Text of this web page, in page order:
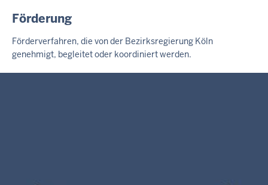
Förderung
Förderverfahren, die von der Bezirksregierung Köln
genehmigt, begleitet oder koordiniert werden.